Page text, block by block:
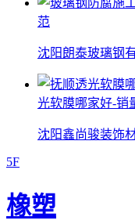
范
沈阳朗泰玻璃钢
光软膜哪家好-销
沈阳鑫尚骏装饰
5F
橡塑